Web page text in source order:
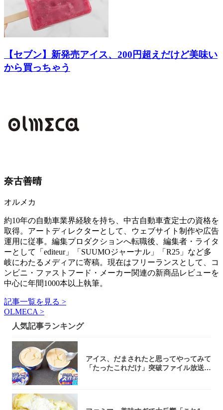
【セブン】新発売アイス、200円超えだけど美味い
から買っちゃう
奈古善晴
オルメカ
約10年の自動車業界経験を持ち、中古自動車査定士の資格を
取得。アートディレクターとして、ウェブサイト制作や広告
運用に従事。編集プロダクションへ転職後、編集者・ライタ
ーとして「editeur」「SUUMOジャーナル」「R25」など多
岐にわたるメディアに寄稿。現在はフリーランスとして、コ
ンビニ・ファストフード・メーカー関連の新商品レビューを
中心に年間1000本以上執筆。
記事一覧を見る >
OLMECA >
人気記事ランキング
アイス、だまされたと思ってやってみて
「たったこれだけ」突破ファイル放送で